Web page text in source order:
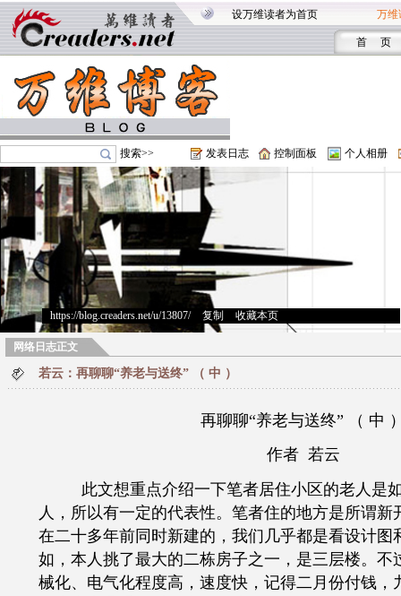
设万维读者为首页 万维
首 页
搜索>> 发表日志 控制面板 个人相册
https://blog.creaders.net/u/13807/> 复制 收藏本页
网络日志正文
若云：再聊聊“养老与送终” （ 中 ）
再聊聊“养老与送终” （ 中
作者 若云
此文想重点介绍一下笔者居住小区的老人是
人，所以有一定的代表性。笔者住的地方是所谓新
在二十多年前同时新建的，我们几乎都是看设计图
如，本人挑了最大的二栋房子之一，是三层楼。不
械化、电气化程度高，速度快，记得二月份付钱，